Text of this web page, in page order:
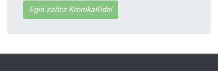
Egin zaitez KronikaKide!